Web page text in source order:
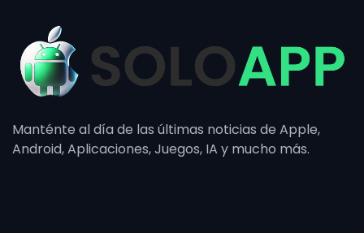
Manténte al día de las últimas noticias de Apple,
Android, Aplicaciones, Juegos, IA y mucho más.